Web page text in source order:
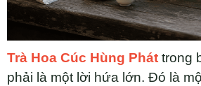
Trà Hoa Cúc Hùng Phát trong
phải là một lời hứa lớn. Đó là